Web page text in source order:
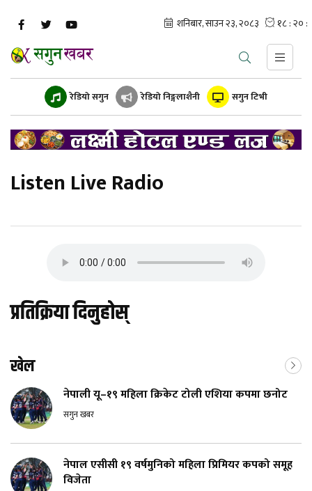
रेडियो सगुन रेडियो निङ्गलाशैनी सगुन टिभी
Listen Live Radio
प्रतिक्रिया दिनुहोस्
खेल
नेपाली यू–१९ महिला क्रिकेट टोली एशिया कपमा छनोट
सगुन खबर
नेपाल एसीसी १९ वर्षमुनिको महिला प्रिमियर कपको समूह
विजेता